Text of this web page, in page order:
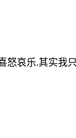
怒哀乐.其实